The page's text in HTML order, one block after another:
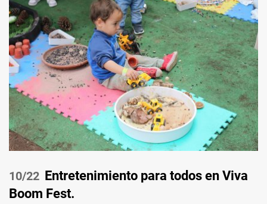
/22 Entretenimiento para todos en Viva
Boom Fest.